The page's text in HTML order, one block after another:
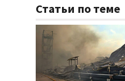
Статьи по теме